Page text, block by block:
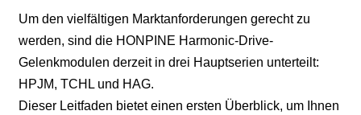
Um den vielfältigen Marktanforderungen gerecht zu
werden, sind die HONPINE Harmonic-Drive-
Gelenkmodulen derzeit in drei Hauptserien unterteilt:
HPJM, TCHL und HAG.
Dieser Leitfaden bietet einen ersten Überblick, um Ihnen